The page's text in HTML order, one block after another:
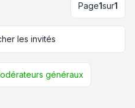
Page1sur1
les invités
généraux